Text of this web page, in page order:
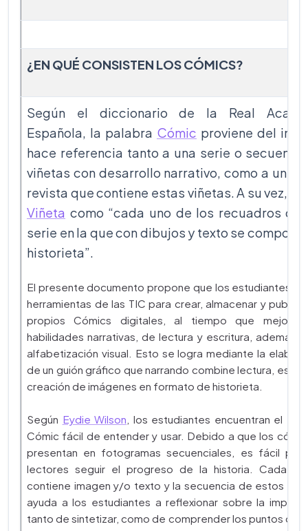
¿EN QUÉ CONSISTEN LOS CÓMICS?
Según el diccionario de la Real
Española, la palabra Cómic proviene del
hace referencia tanto a una serie o
viñetas con desarrollo narrativo, como a un
revista que contiene estas viñetas. A su vez,
Viñeta como “cada uno de los recuadros de
serie en la que con dibujos y texto se compone
historieta”.
El presente documento propone que los estudiantes
herramientas de las TIC para crear, almacenar y
propios Cómics digitales, al tiempo que mejoran
habilidades narrativas, de lectura y escritura, además
alfabetización visual. Esto se logra mediante la
de un guión gráfico que narrando combine lectura,
creación de imágenes en formato de historieta.
Según Eydie Wilson , los estudiantes encuentran el
Cómic fácil de entender y usar. Debido a que los
presentan en fotogramas secuenciales, es fácil
lectores seguir el progreso de la historia. Cada
contiene imagen y/o texto y la secuencia de estos
ayuda a los estudiantes a reflexionar sobre la
tanto de sintetizar, como de comprender los puntos